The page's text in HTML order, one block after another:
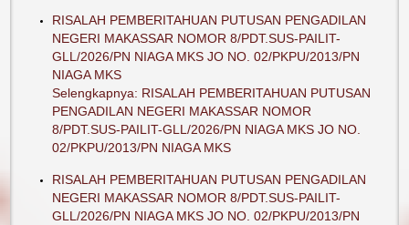
RISALAH PEMBERITAHUAN PUTUSAN PENGADILAN
NEGERI MAKASSAR NOMOR 8/PDT.SUS-PAILIT-
GLL/2026/PN NIAGA MKS JO NO. 02/PKPU/2013/PN
NIAGA MKS
Selengkapnya: RISALAH PEMBERITAHUAN PUTUSAN
PENGADILAN NEGERI MAKASSAR NOMOR
8/PDT.SUS-PAILIT-GLL/2026/PN NIAGA MKS JO NO.
02/PKPU/2013/PN NIAGA MKS
RISALAH PEMBERITAHUAN PUTUSAN PENGADILAN
NEGERI MAKASSAR NOMOR 8/PDT.SUS-PAILIT-
GLL/2026/PN NIAGA MKS JO NO. 02/PKPU/2013/PN